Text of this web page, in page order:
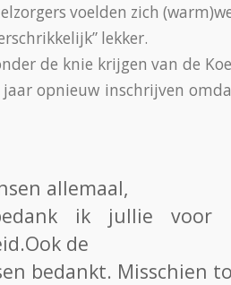
voelden zich
lekker.
de knie krijgen van de
jaar opnieuw inschrijven
allemaal,
ik jullie
de
bedankt. Misschien